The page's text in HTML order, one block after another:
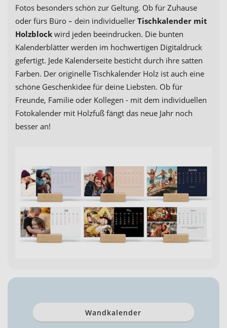
Fotos besonders schön zur Geltung. Ob für Zuhause
oder fürs Büro – dein individueller Tischkalender mit
Holzblock wird jeden beeindrucken. Die bunten
Kalenderblätter werden im hochwertigen Digitaldruck
gefertigt. Jede Kalenderseite besticht durch ihre satten
Farben. Der originelle Tischkalender Holz ist auch eine
schöne Geschenkidee für deine Liebsten. Ob für
Freunde, Familie oder Kollegen - mit dem individuellen
Fotokalender mit Holzfuß fängt das neue Jahr noch
besser an!
Wandkalender